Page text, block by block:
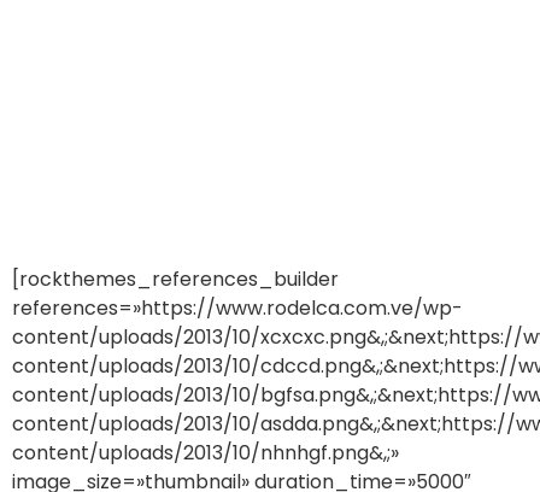
[rockthemes_references_builder
references=»https://www.rodelca.com.ve/wp-
content/uploads/2013/10/xcxcxc.png&,;&next;https://
content/uploads/2013/10/cdccd.png&,;&next;https://
content/uploads/2013/10/bgfsa.png&,;&next;https://
content/uploads/2013/10/asdda.png&,;&next;https://
content/uploads/2013/10/nhnhgf.png&,;»
image_size=»thumbnail» duration_time=»5000″